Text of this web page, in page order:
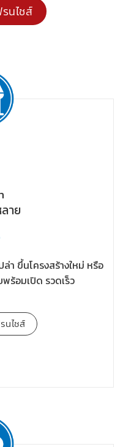
นไชส์
าย
า ขึ้นโครงสร้างใหม่ หรือ
ร้อมเปิด รวดเร็ว
นไชส์